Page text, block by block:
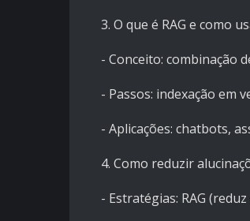
3. O que é RAG e como
- Conceito: combinação
- Passos: indexação em
- Aplicações: chatbots,
4. Como reduzir
- Estratégias: RAG